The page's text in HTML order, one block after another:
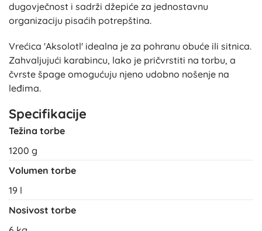
dugovječnost i sadrži džepiće za jednostavnu
organizaciju pisaćih potrepština.
Vrećica 'Aksolotl' idealna je za pohranu obuće ili sitnica.
Zahvaljujući karabincu, lako je pričvrstiti na torbu, a
čvrste špage omogućuju njeno udobno nošenje na
leđima.
Specifikacije
Težina torbe
1200 g
Volumen torbe
19 l
Nosivost torbe